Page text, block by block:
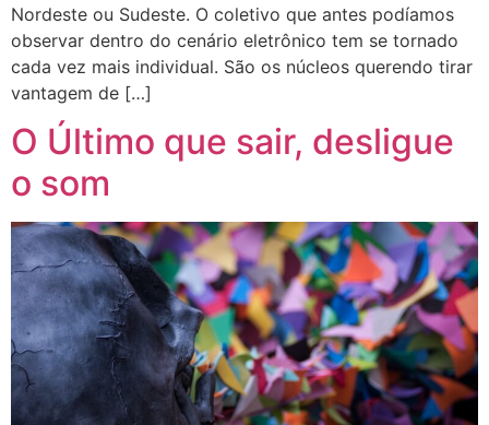
Nordeste ou Sudeste. O coletivo que antes podíamos
observar dentro do cenário eletrônico tem se tornado
cada vez mais individual. São os núcleos querendo tirar
vantagem de […]
O Último que sair, desligue
o som